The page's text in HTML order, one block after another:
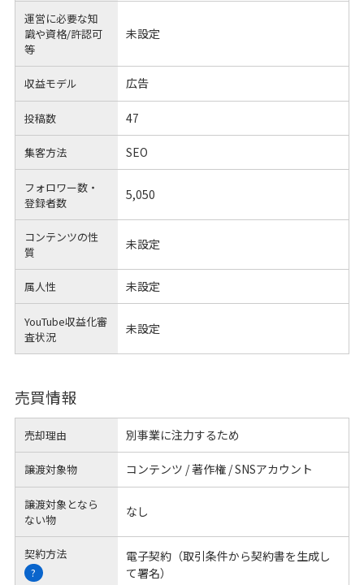
運営に必要な知
識や資格/許認可
等
未設定
収益モデル 広告
投稿数 47
集客方法 SEO
フォロワー数・
登録者数
5,050
コンテンツの性
質
未設定
属人性 未設定
YouTube収益化審
査状況
未設定
売買情報
売却理由 別事業に注力するため
譲渡対象物 コンテンツ / 著作権 / SNSアカウント
譲渡対象となら
ない物
なし
契約方法
?
電子契約（取引条件から契約書を生成し
て署名）